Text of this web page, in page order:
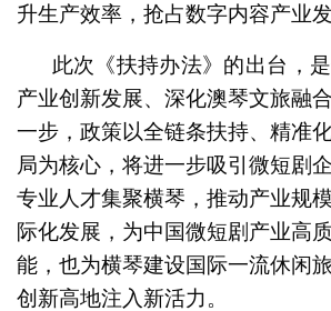
升生产效率，抢占数字内容产业发
此次《扶持办法》的出台，
产业创新发展、深化澳琴文旅融
一步，政策以全链条扶持、精准
局为核心，将进一步吸引微短剧
专业人才集聚横琴，推动产业规
际化发展，为中国微短剧产业高
能，也为横琴建设国际一流休闲
创新高地注入新活力。